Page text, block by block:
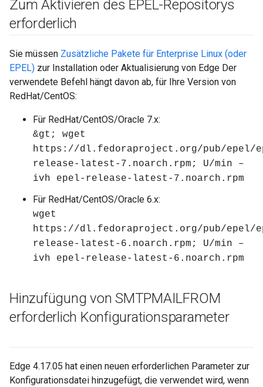
Zum Aktivieren des EPEL-Repositorys
erforderlich
Sie müssen Zusätzliche Pakete für Enterprise Linux (oder
EPEL) zur Installation oder Aktualisierung von Edge Der
verwendete Befehl hängt davon ab, für Ihre Version von
RedHat/CentOS:
Für RedHat/CentOS/Oracle 7.x:
&gt; wget
https://dl.fedoraproject.org/pub/epel/
release-latest-7.noarch.rpm; U/min –
ivh epel-release-latest-7.noarch.rpm
Für RedHat/CentOS/Oracle 6.x:
wget
https://dl.fedoraproject.org/pub/epel/
release-latest-6.noarch.rpm; U/min –
ivh epel-release-latest-6.noarch.rpm
Hinzufügung von SMTPMAILFROM
erforderlich Konfigurationsparameter
Edge 4.17.05 hat einen neuen erforderlichen Parameter zur
Konfigurationsdatei hinzugefügt, die verwendet wird, wenn